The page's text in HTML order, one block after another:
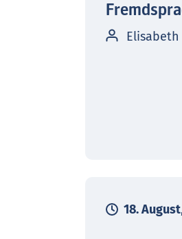
Elisabeth
18. August